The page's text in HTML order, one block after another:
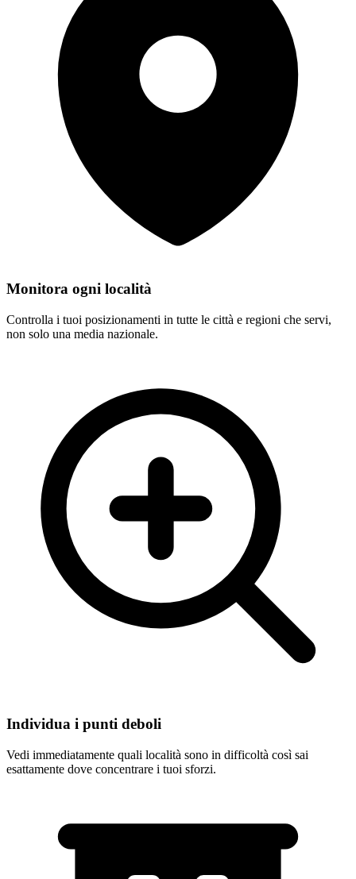
Manhattan
Monitora ogni località
Controlla i tuoi posizionamenti in tutte le città e regioni che servi,
non solo una media nazionale.
Individua i punti deboli
Vedi immediatamente quali località sono in difficoltà così sai
esattamente dove concentrare i tuoi sforzi.